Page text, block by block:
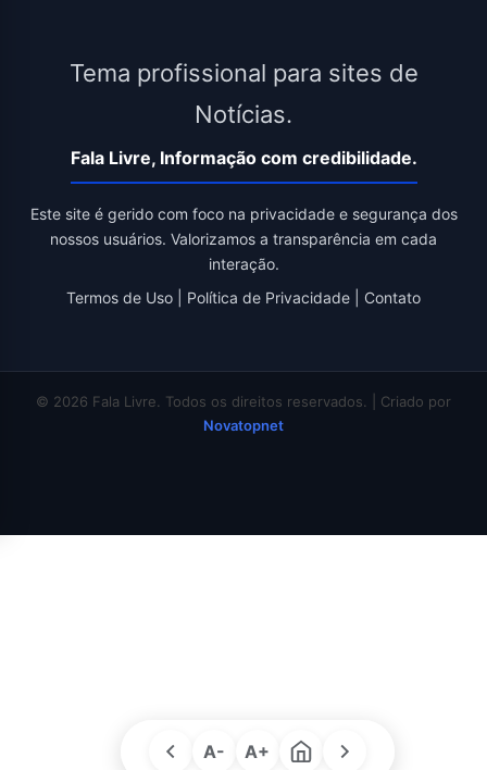
Tema profissional para sites de
Notícias.
Fala Livre, Informação com credibilidade.
Este site é gerido com foco na privacidade e segurança dos
nossos usuários. Valorizamos a transparência em cada
interação.
Termos de Uso
Política de Privacidade Contato
© 2026 Fala Livre. Todos os direitos reservados. | Criado por
Novatopnet
A- A+